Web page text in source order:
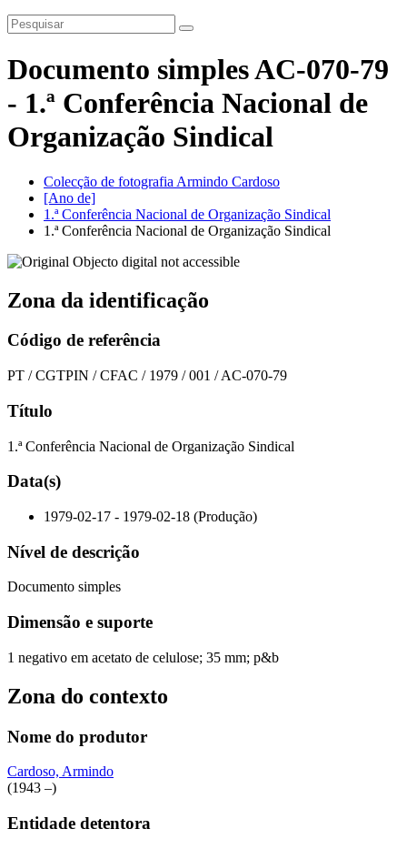
Documento simples AC-070-79
- 1.ª Conferência Nacional de
Organização Sindical
Colecção de fotografia Armindo Cardoso
[Ano de]
1.ª Conferência Nacional de Organização Sindical
1.ª Conferência Nacional de Organização Sindical
Zona da identificação
Código de referência
PT / CGTPIN / CFAC / 1979 / 001 / AC-070-79
Título
1.ª Conferência Nacional de Organização Sindical
Data(s)
1979-02-17 - 1979-02-18 (Produção)
Nível de descrição
Documento simples
Dimensão e suporte
1 negativo em acetato de celulose; 35 mm; p&b
Zona do contexto
Nome do produtor
Cardoso, Armindo
(1943 –)
Entidade detentora